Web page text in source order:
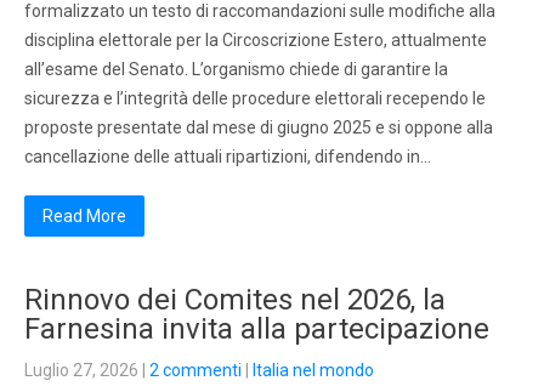
formalizzato un testo di raccomandazioni sulle modifiche alla
disciplina elettorale per la Circoscrizione Estero, attualmente
all’esame del Senato. L’organismo chiede di garantire la
sicurezza e l’integrità delle procedure elettorali recependo le
proposte presentate dal mese di giugno 2025 e si oppone alla
cancellazione delle attuali ripartizioni, difendendo in…
Read More
Rinnovo dei Comites nel 2026, la
Farnesina invita alla partecipazione
Luglio 27, 2026 2 commenti Italia nel mondo